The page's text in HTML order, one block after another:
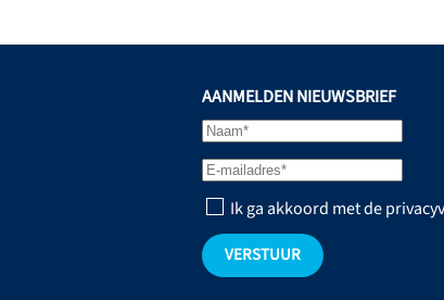
AANMELDEN NIEUWSBRIEF
Ik ga akkoord met de
VERSTUUR